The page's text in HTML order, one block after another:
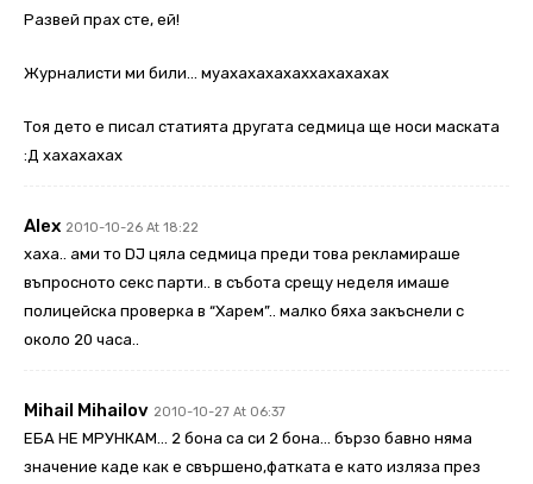
Развей прах сте, ей!
Журналисти ми били… муахахахахаххахахахах
Тоя дето е писал статията другата седмица ще носи маската
:Д хахахахах
Alex 2010-10-26 At 18:22
хаха.. ами то DJ цяла седмица преди това рекламираше
въпросното секс парти.. в събота срещу неделя имаше
полицейска проверка в “Харем”.. малко бяха закъснели с
около 20 часа..
Mihail Mihailov 2010-10-27 At 06:37
ЕБА НЕ МРУНКАМ… 2 бона са си 2 бона… бързо бавно няма
значение каде как е свършено,фатката е като изляза през